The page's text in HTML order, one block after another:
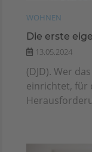
WOHNEN
Die erste
13.05.2024
(DJD). Wer
einrichtet, für